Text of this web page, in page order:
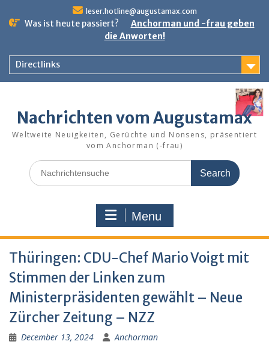
leser.hotline@augustamax.com
Was ist heute passiert?
Anchorman und -frau geben
die Anworten!
Directlinks
Nachrichten vom Augustamax
Weltweite Neuigkeiten, Gerüchte und Nonsens, präsentiert
vom Anchorman (-frau)
Search
for:
Menu
Thüringen: CDU-Chef Mario Voigt mit
Stimmen der Linken zum
Ministerpräsidenten gewählt – Neue
Zürcher Zeitung – NZZ
December 13, 2024 Anchorman